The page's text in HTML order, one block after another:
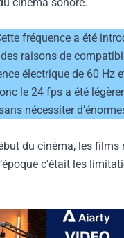
fréquence a été
raisons de
électrique de 60 Hz
le 24 fps a été
nécessiter
du cinéma, les
c’était les